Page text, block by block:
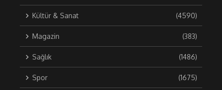
Kültür & Sanat (4590)
Magazin (383)
Sağlık (1486)
Spor (1675)